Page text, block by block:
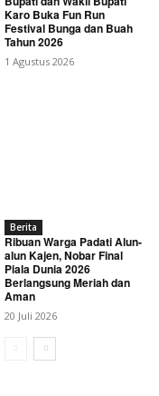
Karo Buka Fun Run
Festival Bunga dan Buah
Tahun 2026
1 Agustus 2026
Berita
Ribuan Warga Padati Alun-
alun Kajen, Nobar Final
Piala Dunia 2026
Berlangsung Meriah dan
Aman
20 Juli 2026